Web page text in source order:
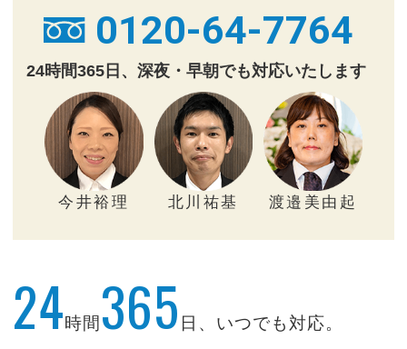
0120-64-7764
24時間365日、深夜・早朝でも対応いたします
今井裕理 北川祐基 渡邉美由起
24時間 365 日、いつでも対応。